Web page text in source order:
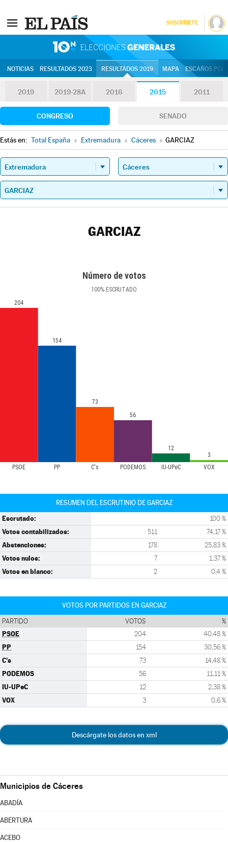
SUSCRÍBETE
NOTICIAS RESULTADOS 2023 RESULTADOS 2019 MAPA ESCAÑOS
2019 2019-28A 2016 2015 2011
CONGRESO SENADO
Estás en: Total España » Extremadura » Cáceres » GARCIAZ
GARCIAZ
Número de votos
100% ESCRUTADO
PSOE PP C's PODEMOS IU-UPeC VOX
204
154
73
56
12
3
RESUMEN DEL ESCRUTINIO DE GARCIAZ
Escrutado: 100 %
Votos contabilizados: 511 74,17 %
Abstenciones: 178 25,83 %
Votos nulos: 7 1,37 %
Votos en blanco: 2 0,4 %
VOTOS POR PARTIDOS EN GARCIAZ
PARTIDO VOTOS %
PSOE 204 40,48 %
PP 154 30,56 %
C's 73 14,48 %
PODEMOS 56 11,11 %
IU-UPeC 12 2,38 %
VOX 3 0,6 %
Descárgate los datos en xml
Municipios de Cáceres
ABADÍA
ABERTURA
ACEBO